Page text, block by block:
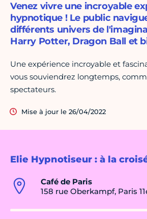
Elie Hypnotiseur : à la
Café de Paris
158 rue Oberkampf, Paris
Venez vivre une incroyable
hypnotique ! Le public
différents univers de
Harry Potter, Dragon Ball et
Une expérience incroyable et
vous souviendrez longtemps,
spectateurs.
Mise à jour le 26/04/2022